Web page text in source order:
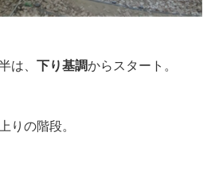
は、 下り基調からスタート。
りの階段。